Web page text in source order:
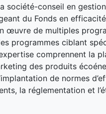
société-conseil en gestion
du Fonds en
œuvre de multiples
programmes ciblant
comprennent la
des produits
de normes
la réglementation et